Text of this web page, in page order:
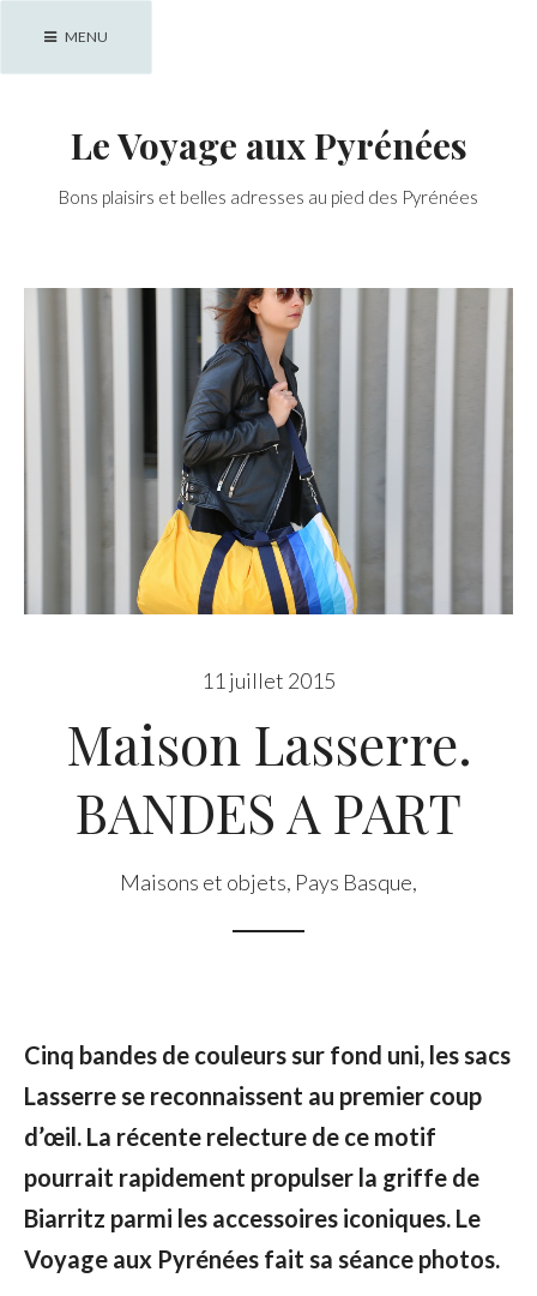
MENU
Le Voyage aux Pyrénées
Bons plaisirs et belles adresses au pied des Pyrénées
11 juillet 2015
Maison Lasserre.
BANDES A PART
Maisons et objets, Pays Basque,
Cinq bandes de couleurs sur fond uni, les sacs
Lasserre se reconnaissent au premier coup
d’œil. La récente relecture de ce motif
pourrait rapidement propulser la griffe de
Biarritz parmi les accessoires iconiques. Le
Voyage aux Pyrénées fait sa séance photos.